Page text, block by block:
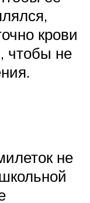
крови
чтобы не
не